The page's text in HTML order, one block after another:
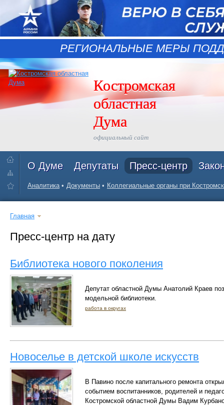
РЕГИОНАЛЬНЫЕ МЕРЫ
Костромская
областная
Дума
официальный сайт
О Думе Депутаты Пресс-центр
Аналитика Документы Коллегиальные органы при
Главная
Пресс-центр на дату
Библиотека нового поколения
Депутат областной Думы Анатолий Краев
модельной библиотеки.
работа в округах
Новоселье в детской школе искусств
В Павино после капитального ремонта
событием воспитанников, родителей и
Костромской областной Думы Вадим